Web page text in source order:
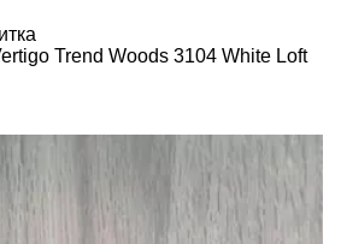
Trend Woods 3104 White Loft